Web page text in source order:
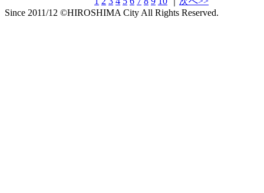
Since 2011/12 ©HIROSHIMA City All Rights Reserved.